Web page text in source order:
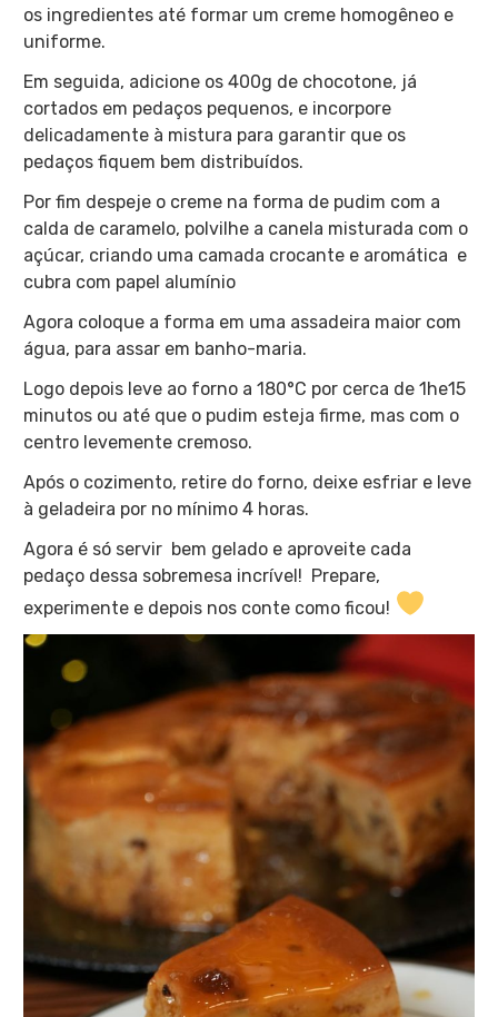
os ingredientes até formar um creme homogêneo e
uniforme.
Em seguida, adicione os 400g de chocotone, já
cortados em pedaços pequenos, e incorpore
delicadamente à mistura para garantir que os
pedaços fiquem bem distribuídos.
Por fim despeje o creme na forma de pudim com a
calda de caramelo, polvilhe a canela misturada com o
açúcar, criando uma camada crocante e aromática e
cubra com papel alumínio
Agora coloque a forma em uma assadeira maior com
água, para assar em banho-maria.
Logo depois leve ao forno a 180°C por cerca de 1he15
minutos ou até que o pudim esteja firme, mas com o
centro levemente cremoso.
Após o cozimento, retire do forno, deixe esfriar e leve
à geladeira por no mínimo 4 horas.
Agora é só servir bem gelado e aproveite cada
pedaço dessa sobremesa incrível! Prepare,
experimente e depois nos conte como ficou!